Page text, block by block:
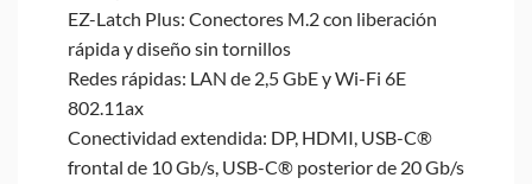
EZ-Latch Plus: Conectores M.2 con liberación
rápida y diseño sin tornillos
Redes rápidas: LAN de 2,5 GbE y Wi-Fi 6E
802.11ax
Conectividad extendida: DP, HDMI, USB-C®
frontal de 10 Gb/s, USB-C® posterior de 20 Gb/s